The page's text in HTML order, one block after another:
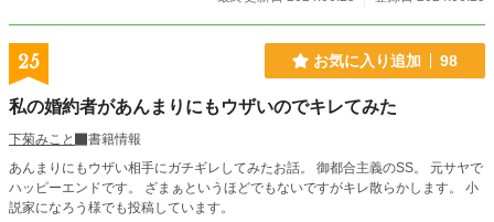
25 お気に入り追加 98
私の婚約者があんまりにもウザいのでキレてみた
下菊みこと
書籍情報
あんまりにもウザい相手にガチギレしてみたお話。 御都合主義のSS。 元サヤで
ハッピーエンドです。 ざまぁというほどでもないですがキレ散らかします。 小
説家になろう様でも投稿しています。